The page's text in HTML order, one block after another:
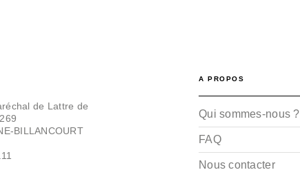
de Lattre de
BILLANCOURT
A PROPOS
Qui sommes-nous ?
FAQ
Nous contacter